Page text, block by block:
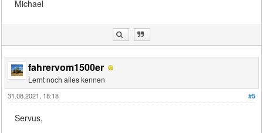
Michael
fahrervom1500er
Lernt noch alles kennen
#5
31.08.2021, 18:18
Servus,